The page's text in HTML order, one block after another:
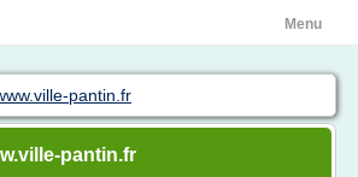
Menu
pantin.fr
pantin.fr